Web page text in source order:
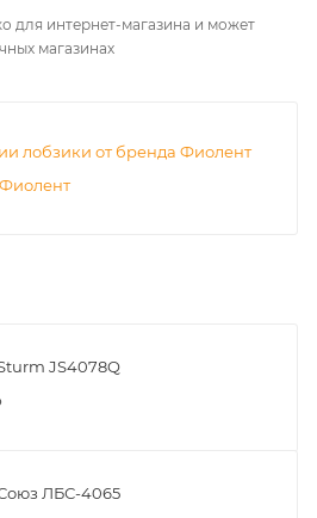
для интернет-магазина и может
магазинах
лобзики от бренда Фиолент
JS4078Q
ЛБС-4065